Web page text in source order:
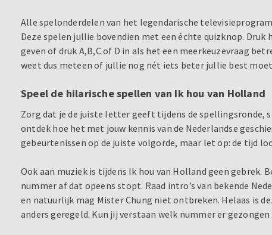
Alle spelonderdelen van het legendarische
Deze spelen jullie bovendien met een échte quizknop.
geven of druk A,B,C of D in als het een meerkeuzevraag
weet dus meteen of jullie nog nét iets beter jullie best
Speel de hilarische spellen van Ik hou van Holland
Zorg dat je de juiste letter geeft tijdens de spellingsronde,
ontdek hoe het met jouw kennis van de Nederlandse
gebeurtenissen op de juiste volgorde, maar let op: de tijd
Ook aan muziek is tijdens Ik hou van Holland geen gebrek.
nummer af dat opeens stopt. Raad intro’s van bekende
en natuurlijk mag Mister Chung niet ontbreken. Helaas is
anders geregeld. Kun jij verstaan welk nummer er